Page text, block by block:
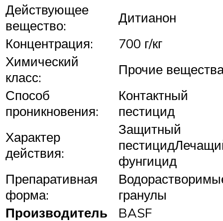
Действующее
вещество:
Дитианон
Концентрация:
700 г/кг
Химический
класс:
Прочие
Способ
проникновения:
Контактный
пестицид
Характер
действия:
Защитный
фунгицид
Препаративная
форма:
гранулы
Производитель
BASF